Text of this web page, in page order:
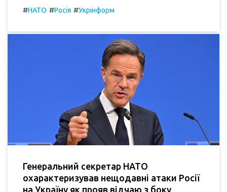
#НАТО #Росія #Укрінформ
Генеральний секретар НАТО
охарактеризував нещодавні атаки Росії
на Україну як прояв відчаю з боку